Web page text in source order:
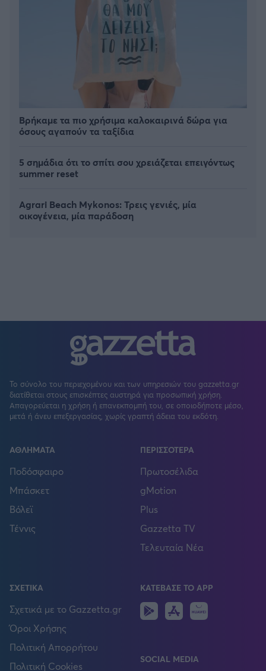
Βρήκαμε τα πιο χρήσιμα καλοκαιρινά δώρα για
όσους αγαπούν τα ταξίδια
5 σημάδια ότι το σπίτι σου χρειάζεται επειγόντως
summer reset
Agrari Beach Mykonos: Τρεις γενιές, μία
οικογένεια, μία παράδοση
Το σύνολο του περιεχομένου και των υπηρεσιών του gazzetta.gr
διατίθεται στους επισκέπτες αυστηρά για προσωπική χρήση.
Απαγορεύεται η χρήση ή επανεκπομπή του, σε οποιοδήποτε μέσο,
μετά ή άνευ επεξεργασίας, χωρίς γραπτή άδεια του εκδότη.
ΑΘΛΗΜΑΤΑ
Ποδόσφαιρο
Μπάσκετ
Βόλεϊ
Τέννις
ΠΕΡΙΣΣΟΤΕΡΑ
Πρωτοσέλιδα
gMotion
Plus
Gazzetta TV
Τελευταία Νέα
ΣΧΕΤΙΚΑ
Σχετικά με το Gazzetta.gr
Όροι Χρήσης
Πολιτική Απορρήτου
Πολιτική Cookies
ΚΑΤΕΒΑΣΕ ΤΟ APP
Android
IOS
SOCIAL MEDIA